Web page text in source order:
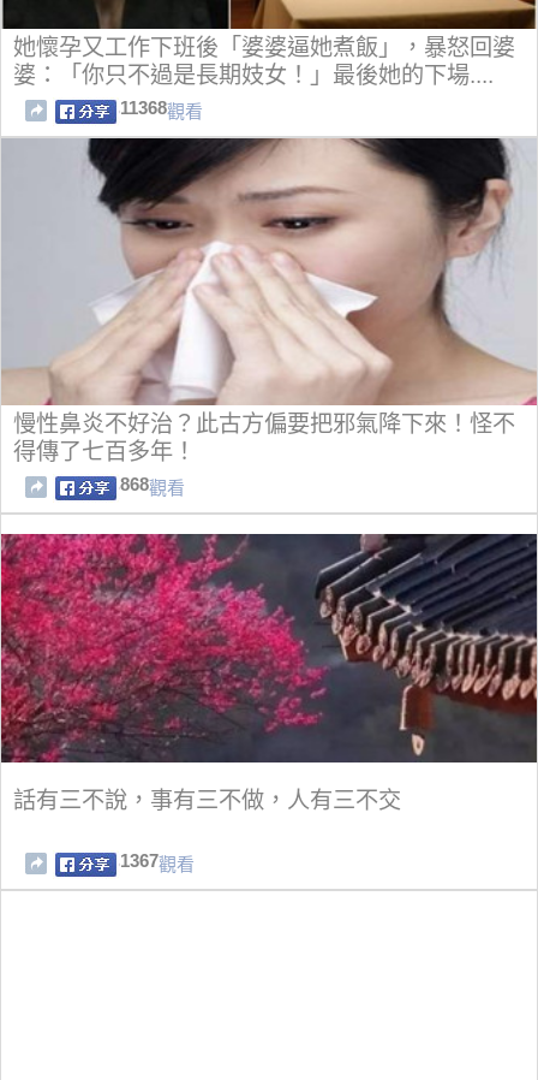
她懷孕又工作下班後「婆婆逼她煮飯」，暴怒回婆
婆：「你只不過是長期妓女！」最後她的下場....
11368觀看
慢性鼻炎不好治？此古方偏要把邪氣降下來！怪不
得傳了七百多年！
868觀看
話有三不說，事有三不做，人有三不交
1367觀看